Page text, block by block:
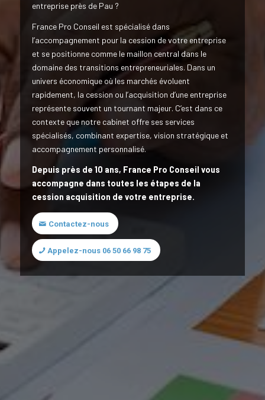
entreprise près de Pau ?
France Pro Conseil est spécialisé dans
l’accompagnement pour la cession de votre entreprise
et se positionne comme le maillon central dans le
domaine des transitions entrepreneuriales. Dans un
univers économique où les marchés évoluent
rapidement, la cession ou l’acquisition d’une entreprise
représente souvent un tournant majeur. C’est dans ce
contexte que notre cabinet offre ses services
spécialisés, combinant expertise, vision stratégique et
accompagnement personnalisé.
Depuis près de 10 ans, France Pro Conseil vous
accompagne dans toutes les étapes de la
cession acquisition de votre entreprise.
Contactez-nous
Appelez-nous 06 50 66 98 75